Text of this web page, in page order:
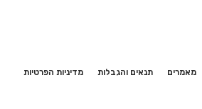
מאמרים תנאים והגבלות מדיניות הפרטיות